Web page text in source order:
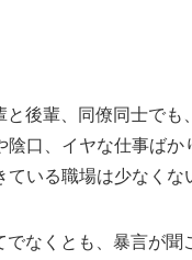
後輩、同僚同士でも
陰口、イヤな仕事ばか
いる職場は少なくな
なくとも、暴言が聞